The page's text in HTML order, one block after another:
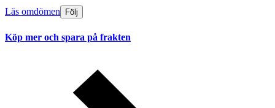
Läs omdömen Följ
Köp mer och spara på frakten